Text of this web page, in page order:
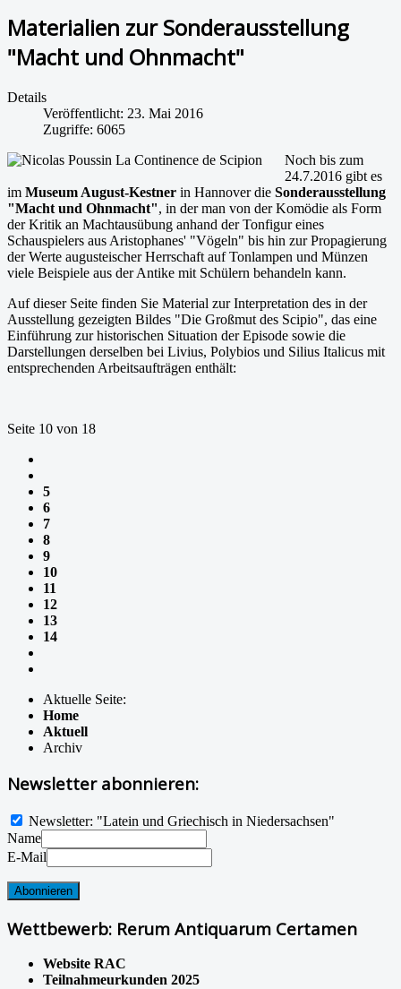
Materialien zur Sonderausstellung
"Macht und Ohnmacht"
Details
Veröffentlicht: 23. Mai 2016
Zugriffe: 6065
Noch bis zum
24.7.2016 gibt es
im Museum August-Kestner in Hannover die Sonderausstellung
"Macht und Ohnmacht", in der man von der Komödie als Form
der Kritik an Machtausübung anhand der Tonfigur eines
Schauspielers aus Aristophanes' "Vögeln" bis hin zur Propagierung
der Werte augusteischer Herrschaft auf Tonlampen und Münzen
viele Beispiele aus der Antike mit Schülern behandeln kann.
Auf dieser Seite finden Sie Material zur Interpretation des in der
Ausstellung gezeigten Bildes "Die Großmut des Scipio", das eine
Einführung zur historischen Situation der Episode sowie die
Darstellungen derselben bei Livius, Polybios und Silius Italicus mit
entsprechenden Arbeitsaufträgen enthält:
Seite 10 von 18
5
6
7
8
9
10
11
12
13
14
Aktuelle Seite:
Home
Aktuell
Archiv
Newsletter abonnieren:
Newsletter: "Latein und Griechisch in Niedersachsen"
Name
E-Mail
Wettbewerb: Rerum Antiquarum Certamen
Website RAC
Teilnahmeurkunden 2025